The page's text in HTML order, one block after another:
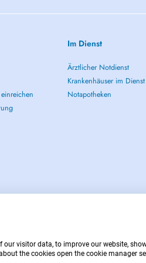
sur une prise en charge
durablement votre mobilité, votre
respiratoire.
Ansatz basiert auf einer
Behandlung wird an Ihre
entwickeln wir eine nachhaltige
und Lebensqualität.
in der Neurologie, Orthopädie, nach
since January 2025
Im Dienst
Ärztlicher Notdienst
Krankenhäuser im Dienst
Notapotheken
WENDEN SIE SICH AN : 112
our visitor data, to improve our website,
the cookies open the cookie manager